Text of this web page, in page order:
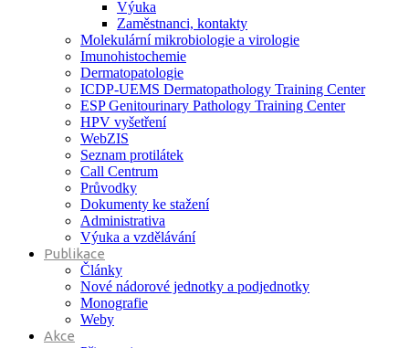
Výuka
Zaměstnanci, kontakty
Molekulární mikrobiologie a virologie
Imunohistochemie
Dermatopatologie
ICDP-UEMS Dermatopathology Training Center
ESP Genitourinary Pathology Training Center
HPV vyšetření
WebZIS
Seznam protilátek
Call Centrum
Průvodky
Dokumenty ke stažení
Administrativa
Výuka a vzdělávání
Publikace
Články
Nové nádorové jednotky a podjednotky
Monografie
Weby
Akce